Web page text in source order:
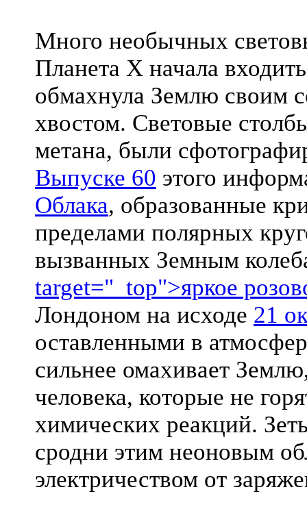
Много необычных
Планета X начала
обмахнула Землю своим
хвостом. Световые
метана, были
Выпуске 60 этого
Облака, образованные
пределами полярных
вызванных Земным
target="_top">яркое
Лондоном на исходе 21
оставленными в
сильнее омахивает
человека, которые не
химических реакций.
сродни этим неоновым
электричеством от